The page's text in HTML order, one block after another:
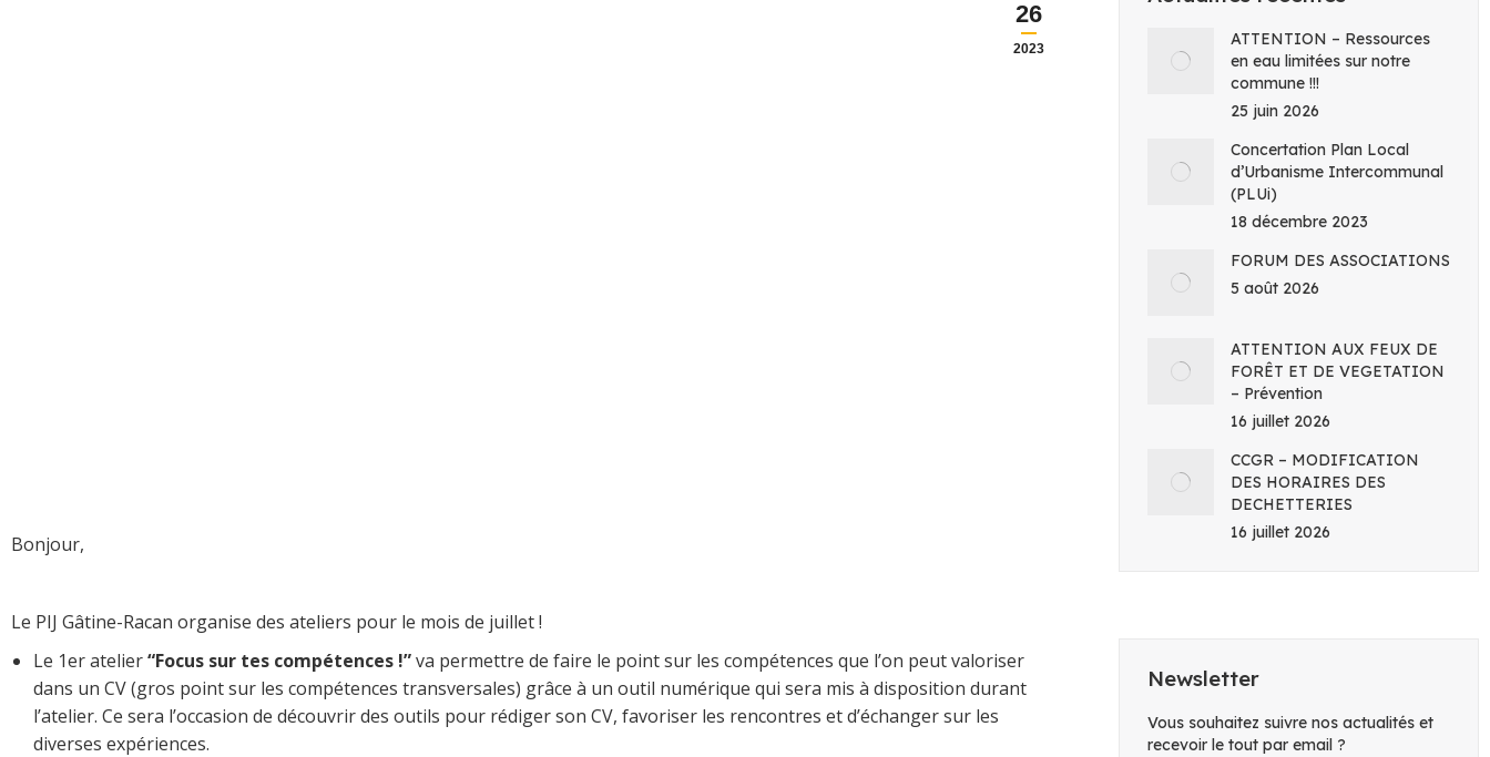
26
2023
Bonjour,
Le PIJ Gâtine-Racan organise des ateliers pour le mois de juillet !
Le 1er atelier“Focus sur tes compétences !”va permettre de faire le point sur les compétences que l’on peut valoriser
dans un CV (gros point sur les compétences transversales) grâce à un outil numérique qui sera mis à disposition durant
l’atelier. Ce sera l’occasion de découvrir des outils pour rédiger son CV, favoriser les rencontres et d’échanger sur les
diverses expériences.
ATTENTION – Ressources
en eau limitées sur notre
commune !!!
25 juin 2026
Concertation Plan Local
d’Urbanisme Intercommunal
(PLUi)
18 décembre 2023
FORUM DES ASSOCIATIONS
5 août 2026
ATTENTION AUX FEUX DE
FORÊT ET DE VEGETATION
– Prévention
16 juillet 2026
CCGR – MODIFICATION
DES HORAIRES DES
DECHETTERIES
16 juillet 2026
Newsletter
Vous souhaitez suivre nos actualités et
recevoir le tout par email ?